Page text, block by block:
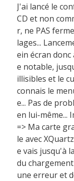
J'ai lancé le
CD et non
r, ne PAS
lages...
ein écran donc
e notable,
illisibles et le
connais le
e... Pas de
en lui-même...
=> Ma carte
le avec
e vais jusqu'à
du
une erreur et